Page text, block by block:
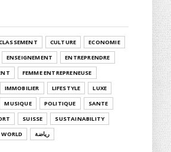
CULTURE
ECONOMIE
ENSEIGNEMENT
ENTREPRENDRE
FEMME ENTREPRENEUSE
IMMOBILIER LIFESTYLE
LUXE
MUSIQUE POLITIQUE
SANTE
SUISSE
SUSTAINABILITY
WORLD رياضة